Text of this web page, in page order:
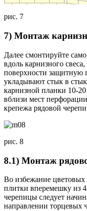
рис. 7
7) Монтаж
Далее смонтируйте
вдоль карнизного
поверхности защитную
укладывают стык в
карнизной планки 10-
вблизи мест
крепежа рядовой
рис. 8
8.1) Монтаж
Во избежание цветовых
плитки вперемешку из
черепицы следует
направлении торцевых